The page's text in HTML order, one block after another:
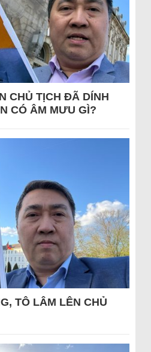
CHỦ TỊCH ĐÃ DÍNH
CÓ ÂM MƯU GÌ?
TÔ LÂM LÊN CHỦ